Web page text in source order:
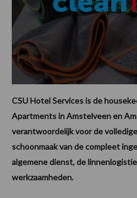
CSU Hotel Services is de
Apartments in Amstelveen en
verantwoordelijk voor de
schoonmaak van de compleet
algemene dienst, de
werkzaamheden.